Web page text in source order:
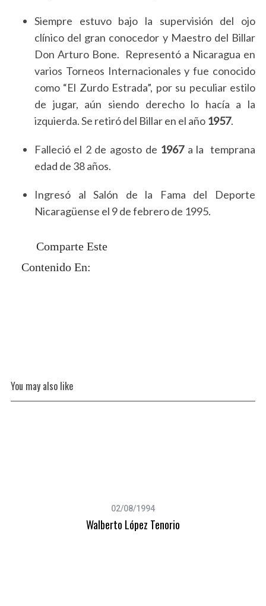
Siempre estuvo bajo la supervisión del ojo
clínico del gran conocedor y Maestro del Billar
Don Arturo Bone. Representó a Nicaragua en
varios Torneos Internacionales y fue conocido
como “El Zurdo Estrada”, por su peculiar estilo
de jugar, aún siendo derecho lo hacía a la
izquierda. Se retiró del Billar en el año 1957.
Falleció el 2 de agosto de 1967a la temprana
edad de 38 años.
Ingresó al Salón de la Fama del Deporte
Nicaragüense el 9 de febrero de 1995.
Comparte Este
Contenido En:
You may also like
02/08/1994
Walberto López Tenorio